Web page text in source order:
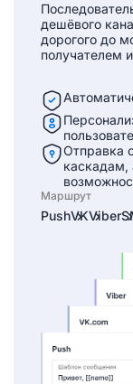
дешёвого
дорогого до
получателем
Отправка
каскадам,
Маршрут
PushVKViber